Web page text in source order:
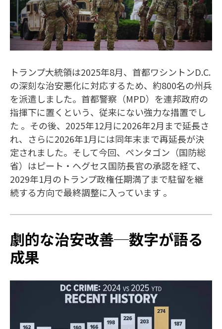
トランプ大統領は2025年8月、首都ワシントンD.C.
の深刻な治安悪化に対応するため、約800名の州兵
を派遣しました。首都警察（MPD）を連邦政府の
指揮下に置くという、従来にない強力な措置でし
た 。その後、2025年12月に2026年2月まで延長さ
れ、さらに2026年1月には同年末まで再延長が決
定されました。そして今回、ペンタゴン（国防総
省）はピート・ヘグセス国防長官の承認を経て、
2029年1月のトランプ政権任期満了まで駐留を継
続する方向で最終調整に入っています 。
劇的な治安改善─数字が語る
成果